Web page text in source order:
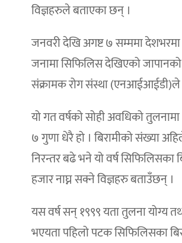
विज्ञहरुले बताएका छन् ।
जनवरी देखि अगष्ट ७ सम्ममा
जनामा सिफिलिस देखिएको जापानको
संक्रामक रोग संस्था (एनआईआईडी)ले
यो गत वर्षको सोही अवधिको
७ गुणा धेरै हो । बिरामीको संख्या
निरन्तर बढे भने यो वर्ष सिफिलिसका
हजार नाघ्न सक्ने विज्ञहरु बताउँछन् ।
यस वर्ष सन् १९९९ यता तुलना योग्य
भएयता पहिलो पटक सिफिलिसका